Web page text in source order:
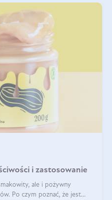
i zastosowanie
ale i pożywny
Po czym poznać, że jest